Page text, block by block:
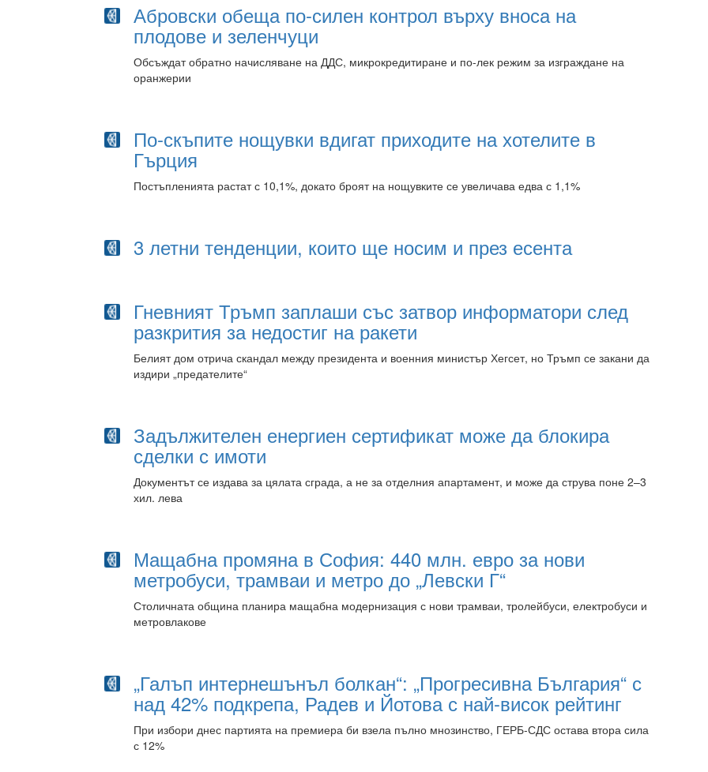
Абровски обеща по-силен контрол върху вноса на
плодове и зеленчуци
Обсъждат обратно начисляване на ДДС, микрокредитиране и по-лек режим за изграждане на
оранжерии
По-скъпите нощувки вдигат приходите на хотелите в
Гърция
Постъпленията растат с 10,1%, докато броят на нощувките се увеличава едва с 1,1%
3 летни тенденции, които ще носим и през есента
Гневният Тръмп заплаши със затвор информатори след
разкрития за недостиг на ракети
Белият дом отрича скандал между президента и военния министър Хегсет, но Тръмп се закани да
издири „предателите“
Задължителен енергиен сертификат може да блокира
сделки с имоти
Документът се издава за цялата сграда, а не за отделния апартамент, и може да струва поне 2–3
хил. лева
Мащабна промяна в София: 440 млн. евро за нови
метробуси, трамваи и метро до „Левски Г“
Столичната община планира мащабна модернизация с нови трамваи, тролейбуси, електробуси и
метровлакове
„Галъп интернешънъл болкан“: „Прогресивна България“ с
над 42% подкрепа, Радев и Йотова с най-висок рейтинг
При избори днес партията на премиера би взела пълно мнозинство, ГЕРБ-СДС остава втора сила
с 12%